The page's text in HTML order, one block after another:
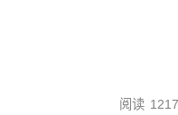
阅读